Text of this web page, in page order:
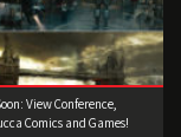
View Conference,
Comics and Games!